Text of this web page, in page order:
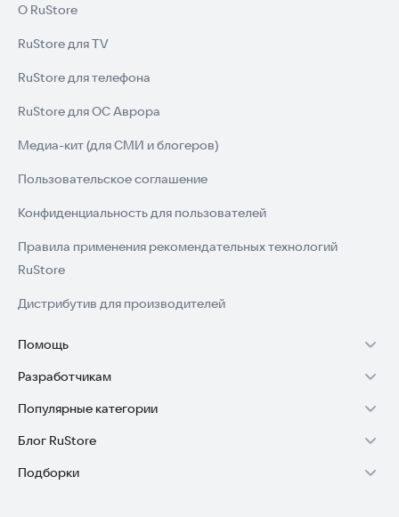
О RuStore
RuStore для TV
RuStore для телефона
RuStore для ОС Аврора
Медиа-кит (для СМИ и блогеров)
Пользовательское соглашение
Конфиденциальность для пользователей
Правила применения рекомендательных технологий
RuStore
Дистрибутив для производителей
Помощь
Установка RuStore на TV
Установка RuStore на телефон
Установка RuStore в машину
Помощь пользователям RuStore
Разработчикам
Зарабатывать с RuStore
Стать разработчиком
Доступ к RuStore Консоль
Популярные категории
Игры для Android
Приложения банков
Блог RuStore
Обзоры игр для Android 2025
Подборки